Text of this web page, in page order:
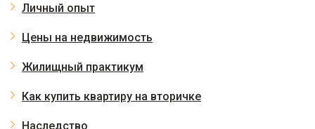
Личный опыт
Цены на недвижимость
Жилищный практикум
Как купить квартиру на вторичке
Наследство